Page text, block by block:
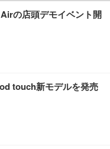
ンガー付き 高反発クッシ
ュ ゲーミング/勉強/事
ア (ブラック)
クチェア 疲れない テレ
ンガー付き 高反発クッシ
ュ ゲーミング/勉強/事
ア (ホワイト)
27インチ 液晶モニタ
向け
シック) 【Amazon.co.jp
の店頭デモイベント開
touch新モデルを発売